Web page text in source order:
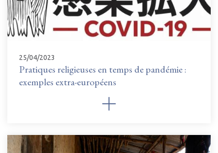
25/04/2023
Pratiques religieuses en temps de pandémie :
exemples extra-européens